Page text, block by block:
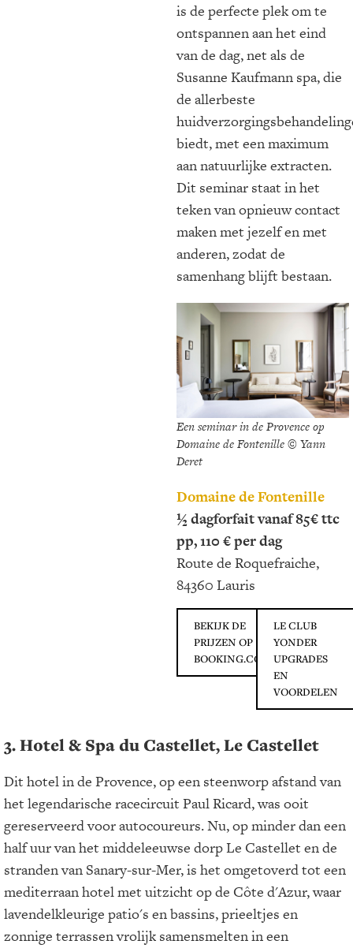
is de perfecte plek om te
ontspannen aan het eind
van de dag, net als de
Susanne Kaufmann spa, die
de allerbeste
biedt, met een maximum
aan natuurlijke extracten.
Dit seminar staat in het
teken van opnieuw contact
maken met jezelf en met
anderen, zodat de
samenhang blijft bestaan.
Een seminar in de Provence op
Domaine de Fontenille © Yann
Deret
Domaine de Fontenille
½ dagforfait vanaf 85€ ttc
pp, 110 € per dag
Route de Roquefraiche,
84360 Lauris
BEKIJK DE
PRIJZEN OP
BOOKING.COM
LE CLUB
YONDER
UPGRADES
EN
VOORDELEN
3. Hotel & Spa du Castellet, Le Castellet
Dit hotel in de Provence, op een steenworp afstand van
het legendarische racecircuit Paul Ricard, was ooit
gereserveerd voor autocoureurs. Nu, op minder dan een
half uur van het middeleeuwse dorp Le Castellet en de
stranden van Sanary-sur-Mer, is het omgetoverd tot een
mediterraan hotel met uitzicht op de Côte d'Azur, waar
lavendelkleurige patio's en bassins, prieeltjes en
zonnige terrassen vrolijk samensmelten in een